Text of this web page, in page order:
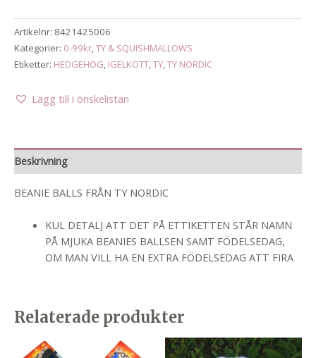
Artikelnr: 8421425006
Kategorier: 0-99kr,TY & SQUISHMALLOWS
Etiketter: HEDGEHOG, IGELKOTT,TY,TY NORDIC
Lägg till i önskelistan
Beskrivning
BEANIE BALLS FRÅN TY NORDIC
KUL DETALJ ATT DET PÅ ETTIKETTEN STÅR NAMN
PÅ MJUKA BEANIES BALLSEN SAMT FÖDELSEDAG,
OM MAN VILL HA EN EXTRA FÖDELSEDAG ATT FIRA
Relaterade produkter